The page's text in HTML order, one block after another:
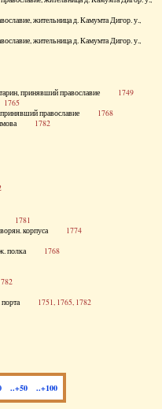
жительница д. Камумта Дигор. у.,
жительница д. Камумта Дигор. у.,
принявший православие 1749
1765
принявший православие 1768
1782
1781
дворян. корпуса 1774
полка 1768
порта 1751, 1765, 1782
..+50 ..+100